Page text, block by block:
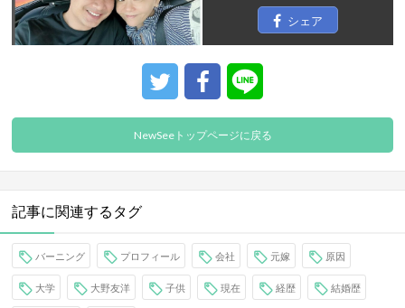
シェア
NewSeeトップページに戻る
記事に関連するタグ
バーニング プロフィール 会社 元嫁 原因
大学 大野友洋 子供 現在 経歴 結婚歴